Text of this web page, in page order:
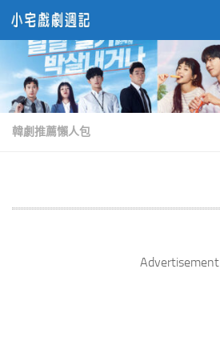
Skip to content
韓劇推薦懶人包
Advertisement